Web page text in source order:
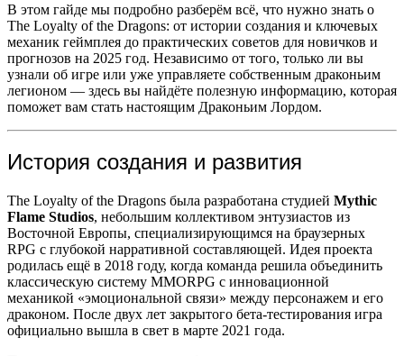
В этом гайде мы подробно разберём всё, что нужно знать о
The Loyalty of the Dragons: от истории создания и ключевых
механик геймплея до практических советов для новичков и
прогнозов на 2025 год. Независимо от того, только ли вы
узнали об игре или уже управляете собственным драконьим
легионом — здесь вы найдёте полезную информацию, которая
поможет вам стать настоящим Драконьим Лордом.
История создания и развития
The Loyalty of the Dragons была разработана студией Mythic
Flame Studios, небольшим коллективом энтузиастов из
Восточной Европы, специализирующимся на браузерных
RPG с глубокой нарративной составляющей. Идея проекта
родилась ещё в 2018 году, когда команда решила объединить
классическую систему MMORPG с инновационной
механикой «эмоциональной связи» между персонажем и его
драконом. После двух лет закрытого бета-тестирования игра
официально вышла в свет в марте 2021 года.